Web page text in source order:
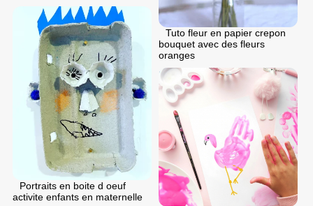
Tuto fleur en papier crepon
bouquet avec des fleurs
oranges
Portraits en boite d oeuf
activite enfants en maternelle